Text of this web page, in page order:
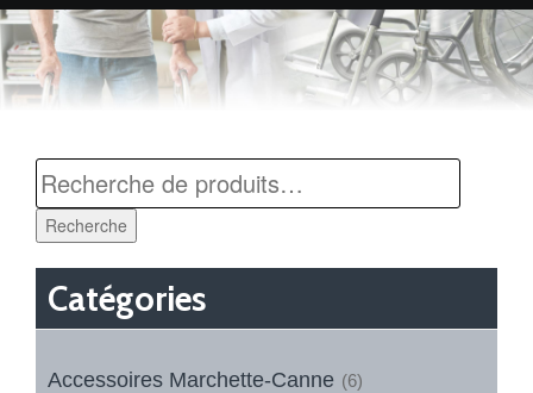
Recherche
Catégories
Accessoires Marchette-Canne (6)